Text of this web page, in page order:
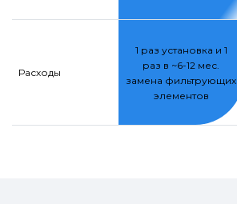
Расходы
1 раз установка и 1
раз в ~6-12 мес.
замена фильтрующих
элементов